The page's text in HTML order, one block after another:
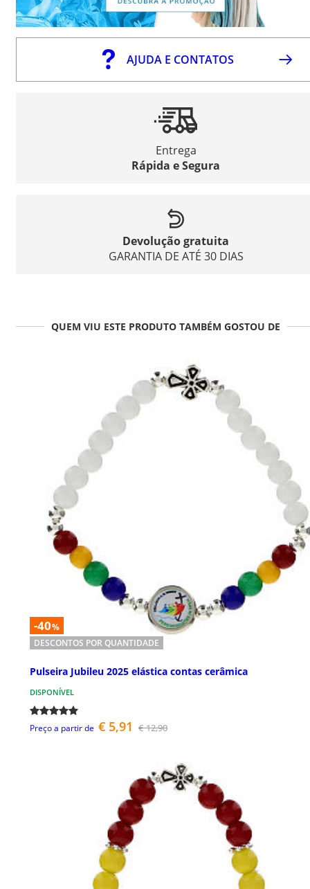
AJUDA E CONTATOS
Entrega
Rápida e Segura
Devolução gratuita
GARANTIA DE ATÉ 30 DIAS
QUEM VIU ESTE PRODUTO TAMBÉM GOSTOU DE
-40%
DESCONTOS POR QUANTIDADE
Pulseira Jubileu 2025 elástica contas cerâmica
DISPONÍVEL
Preço a partir de € 5,91 € 12,90